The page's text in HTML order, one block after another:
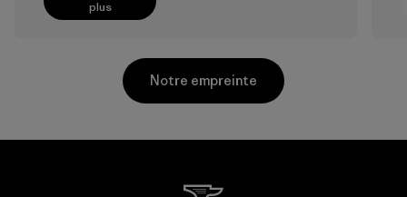
plus
Notre empreinte